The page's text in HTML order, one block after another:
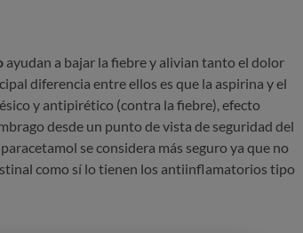
ayudan a bajar la fiebre y alivian tanto el dolor
diferencia entre ellos es que la aspirina y el
y antipirético (contra la fiebre), efecto
desde un punto de vista de seguridad del
se considera más seguro ya que no
como sí lo tienen los antiinflamatorios tipo